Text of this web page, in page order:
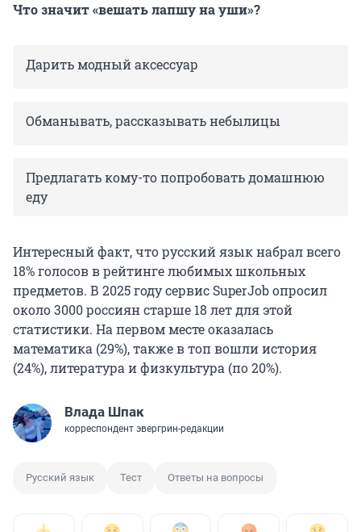
Что значит «вешать лапшу на уши»?
Дарить модный аксессуар
Обманывать, рассказывать небылицы
Предлагать кому-то попробовать домашнюю
еду
Интересный факт, что русский язык набрал всего
18% голосов в рейтинге любимых школьных
предметов. В 2025 году сервис SuperJob опросил
около 3000 россиян старше 18 лет для этой
статистики. На первом месте оказалась
математика (29%), также в топ вошли история
(24%), литература и физкультура (по 20%).
Влада Шпак
корреспондент эвергрин-редакции
Русский язык Тест Ответы на вопросы